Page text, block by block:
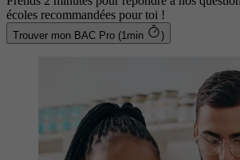
écoles recommandées pour toi !
Trouver mon BAC Pro (1min )